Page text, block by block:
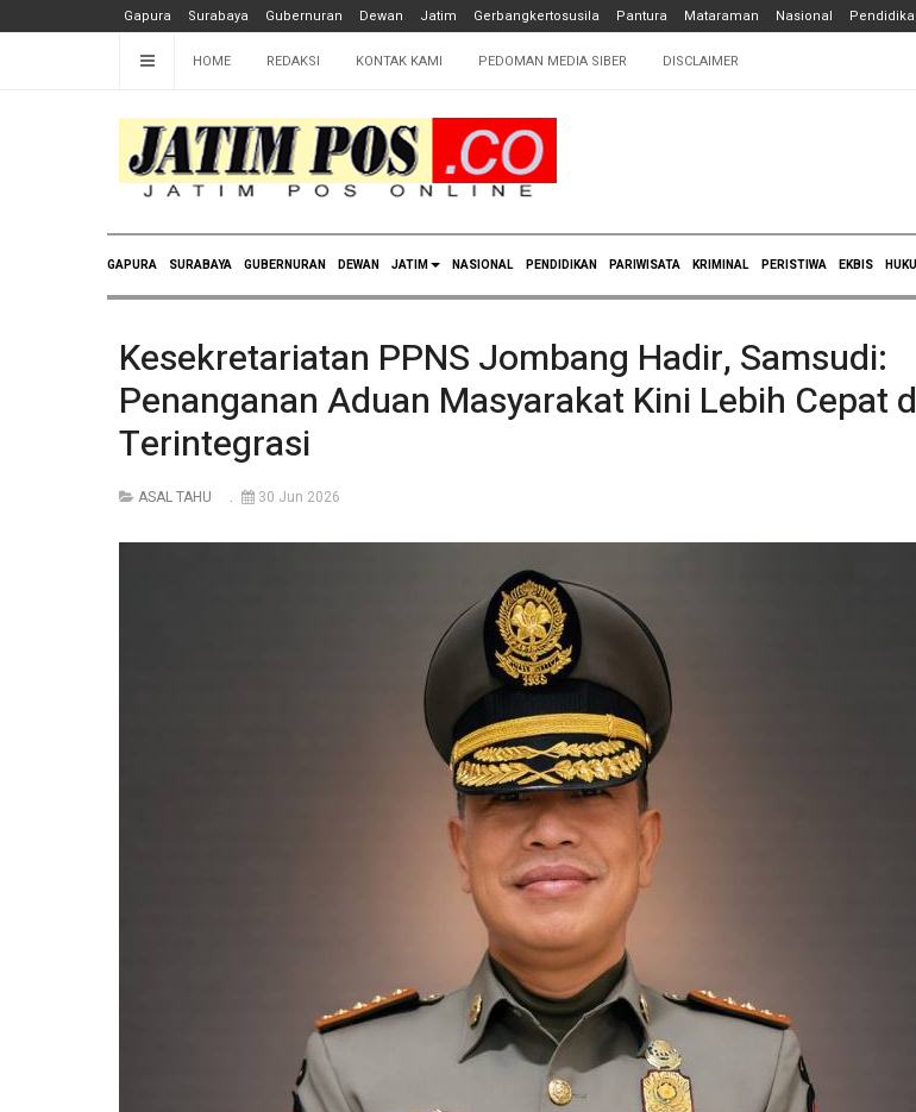
Gapura Surabaya Gubernuran Dewan Jatim Gerbangkertosusila Pantura Mataraman Nasional
HOME REDAKSI KONTAK KAMI PEDOMAN MEDIA SIBER DISCLAIMER
GAPURA SURABAYA GUBERNURAN DEWAN JATIM NASIONAL PENDIDIKAN PARIWISATA KRIMINAL PERISTIWA EKBIS
Kesekretariatan PPNS Jombang Hadir, Samsudi:
Penanganan Aduan Masyarakat Kini Lebih Cepat
Terintegrasi
ASAL TAHU 30 Jun 2026